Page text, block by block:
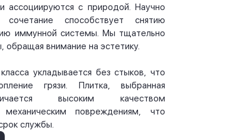
ассоциируются с природой. Научно
способствует снятию
иммунной системы. Мы тщательно
внимание на эстетику.
укладывается без стыков, что
грязи. Плитка, выбранная
высоким качеством
повреждениям, что
службы.